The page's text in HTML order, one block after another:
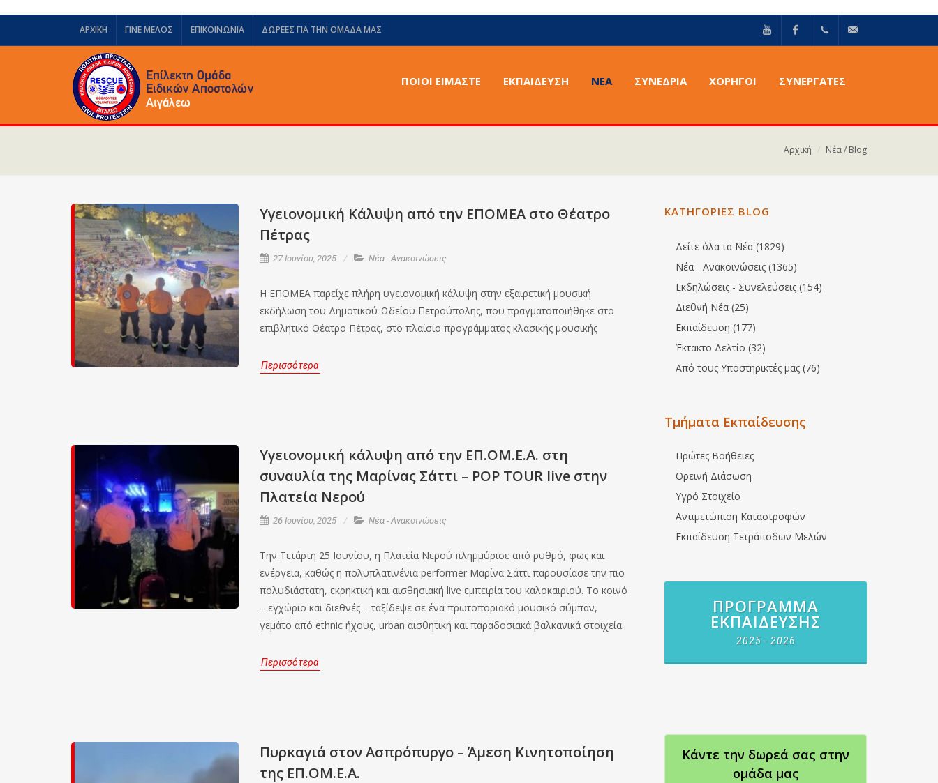
ΑΡΧΙΚΗ ΓΙΝΕ ΜΕΛΟΣ ΕΠΙΚΟΙΝΩΝΙΑ ΔΩΡΕΈΣ ΓΙΑ ΤΗΝ ΟΜΆΔΑ ΜΑΣ
ΠΟΙΟΙ ΕΙΜΑΣΤΕ ΕΚΠΑΙΔΕΥΣΗ ΝΈΑ ΣΥΝΈΔΡΙΑ ΧΟΡΗΓΟΙ ΣΥΝΕΡΓΑΤΕΣ
Αρχική Νέα / Blog
Υγειονομική Κάλυψη από την ΕΠΟΜΕΑ στο Θέατρο
Πέτρας
27 Ιουνίου, 2025 Νέα - Ανακοινώσεις
Η ΕΠΟΜΕΑ παρείχε πλήρη υγειονομική κάλυψη στην εξαιρετική μουσική
εκδήλωση του Δημοτικού Ωδείου Πετρούπολης, που πραγματοποιήθηκε στο
επιβλητικό Θέατρο Πέτρας, στο πλαίσιο προγράμματος κλασικής μουσικής
Περισσότερα
Υγειονομική κάλυψη από την ΕΠ.ΟΜ.Ε.Α. στη
συναυλία της Μαρίνας Σάττι – POP TOUR live στην
Πλατεία Νερού
26 Ιουνίου, 2025 Νέα - Ανακοινώσεις
Την Τετάρτη 25 Ιουνίου, η Πλατεία Νερού πλημμύρισε από ρυθμό, φως και
ενέργεια, καθώς η πολυπλατινένια performer Μαρίνα Σάττι παρουσίασε την πιο
πολυδιάστατη, εκρηκτική και αισθησιακή live εμπειρία του καλοκαιριού. Το κοινό
– εγχώριο και διεθνές – ταξίδεψε σε ένα πρωτοποριακό μουσικό σύμπαν,
γεμάτο από ethnic ήχους, urban αισθητική και παραδοσιακά βαλκανικά στοιχεία.
Περισσότερα
Πυρκαγιά στον Ασπρόπυργο – Άμεση Κινητοποίηση
της ΕΠ.ΟΜ.Ε.Α.
ΚΑΤΗΓΟΡΙΕΣ BLOG
Δείτε όλα τα Νέα (1829)
Νέα - Ανακοινώσεις (1365)
Εκδηλώσεις - Συνελεύσεις (154)
Διεθνή Νέα (25)
Εκπαίδευση (177)
Έκτακτο Δελτίο (32)
Από τους Υποστηρικτές μας (76)
Τμήματα Εκπαίδευσης
Πρώτες Βοήθειες
Ορεινή Διάσωση
Υγρό Στοιχείο
Αντιμετώπιση Καταστροφών
Εκπαίδευση Τετράποδων Μελών
ΠΡΌΓΡΑΜΜΑ
ΕΚΠΑΊΔΕΥΣΗΣ
2025 - 2026
Κάντε την δωρεά σας στην
oμάδα μας